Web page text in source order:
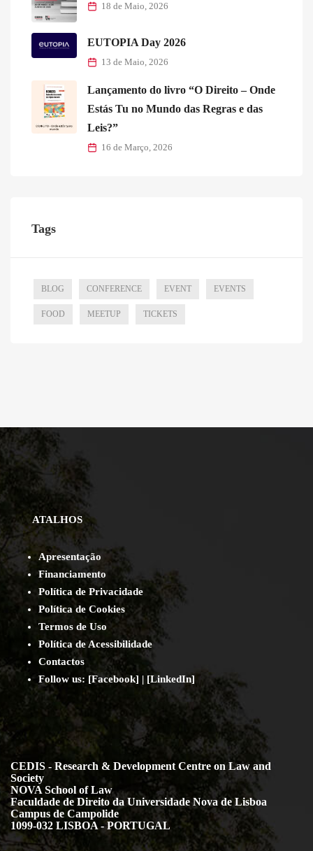
18 de Maio, 2026
EUTOPIA Day 2026
13 de Maio, 2026
Lançamento do livro “O Direito – Onde
Estás Tu no Mundo das Regras e das
Leis?”
16 de Março, 2026
Tags
BLOG CONFERENCE EVENT EVENTS
FOOD MEETUP TICKETS
ATALHOS
Apresentação
Financiamento
Política de Privacidade
Política de Cookies
Termos de Uso
Política de Acessibilidade
Contactos
Follow us: [Facebook] | [LinkedIn]
CEDIS - Research & Development Centre on Law and
Society
NOVA School of Law
Faculdade de Direito da Universidade Nova de Lisboa
Campus de Campolide
1099-032 LISBOA - PORTUGAL